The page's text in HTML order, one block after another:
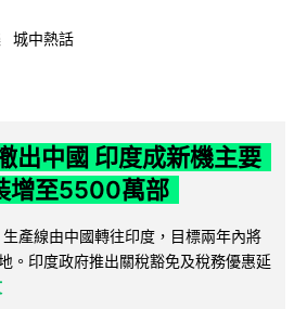
城中熱話
出中國 印度成新機主要
增至5500萬部
產線由中國轉往印度，目標兩年內將
。印度政府推出關稅豁免及稅務優惠延